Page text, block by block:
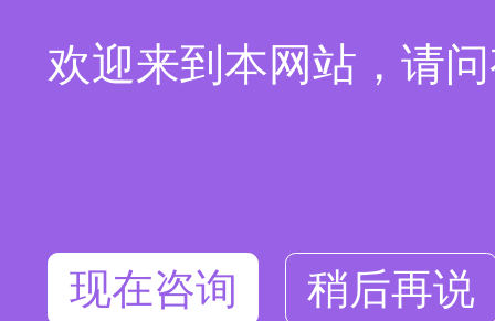
欢迎来到本网站，请
现在咨询 稍后再说